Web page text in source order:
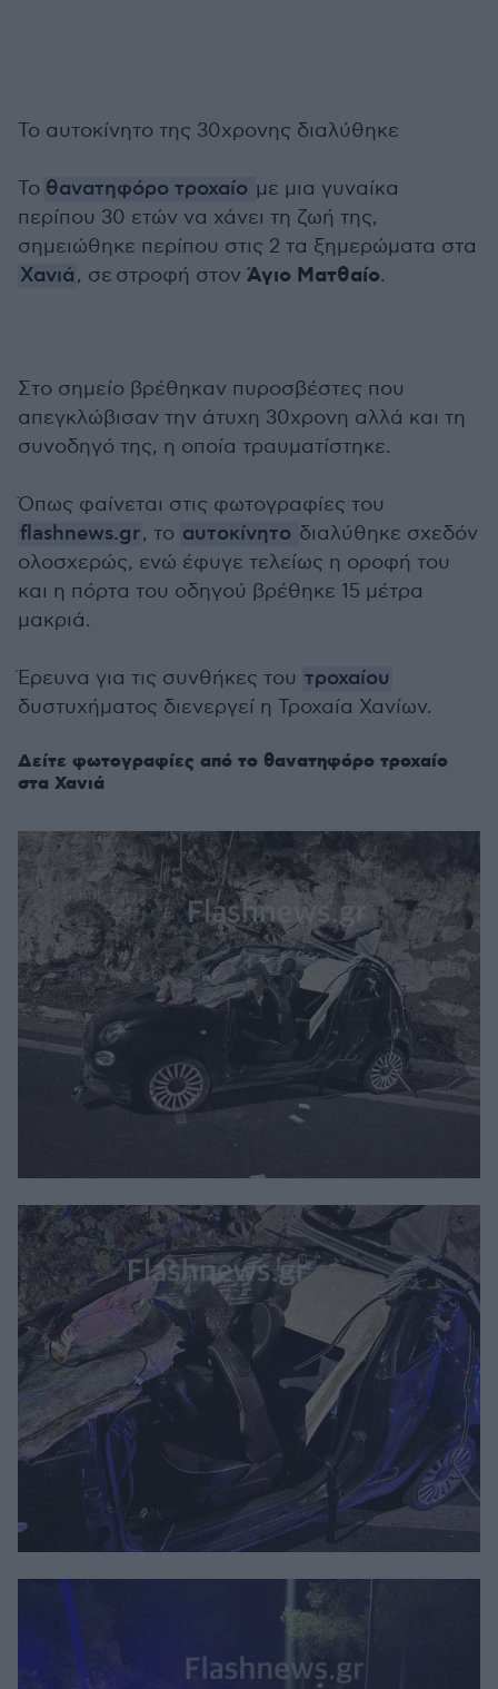
Το αυτοκίνητο της 30χρονης διαλύθηκε
Το θανατηφόρο τροχαίο με μια γυναίκα
περίπου 30 ετών να χάνει τη ζωή της,
σημειώθηκε περίπου στις 2 τα ξημερώματα στα
Χανιά, σε στροφή στον Άγιο Ματθαίο.
Στο σημείο βρέθηκαν πυροσβέστες που
απεγκλώβισαν την άτυχη 30χρονη αλλά και τη
συνοδηγό της, η οποία τραυματίστηκε.
Όπως φαίνεται στις φωτογραφίες του
flashnews.gr, το αυτοκίνητο διαλύθηκε σχεδόν
ολοσχερώς, ενώ έφυγε τελείως η οροφή του
και η πόρτα του οδηγού βρέθηκε 15 μέτρα
μακριά.
Έρευνα για τις συνθήκες του τροχαίου
δυστυχήματος διενεργεί η Τροχαία Χανίων.
Δείτε φωτογραφίες από το θανατηφόρο τροχαίο
στα Χανιά